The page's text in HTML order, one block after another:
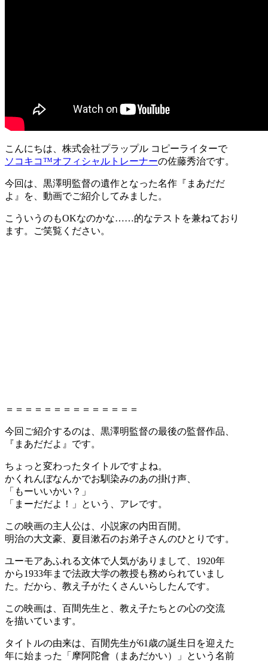
こんにちは、株式会社プラップル コピーライターで
ソコキコ™オフィシャルトレーナーの佐藤秀治です。
今回は、黒澤明監督の遺作となった名作『まあだだ
よ』を、動画でご紹介してみました。
こういうのもOKなのかな……的なテストを兼ねており
ます。ご笑覧ください。
＝＝＝＝＝＝＝＝＝＝＝＝＝＝
今回ご紹介するのは、黒澤明監督の最後の監督作品、
『まあだだよ』です。
ちょっと変わったタイトルですよね。
かくれんぼなんかでお馴染みのあの掛け声、
「もーいいかい？」
「まーだだよ！」という、アレです。
この映画の主人公は、小説家の内田百閒。
明治の大文豪、夏目漱石のお弟子さんのひとりです。
ユーモアあふれる文体で人気がありまして、1920年
から1933年まで法政大学の教授も務められていまし
た。だから、教え子がたくさんいらしたんです。
この映画は、百間先生と、教え子たちとの心の交流
を描いています。
タイトルの由来は、百閒先生が61歳の誕生日を迎えた
年に始まった「摩阿陀會（まあだかい）」という名前